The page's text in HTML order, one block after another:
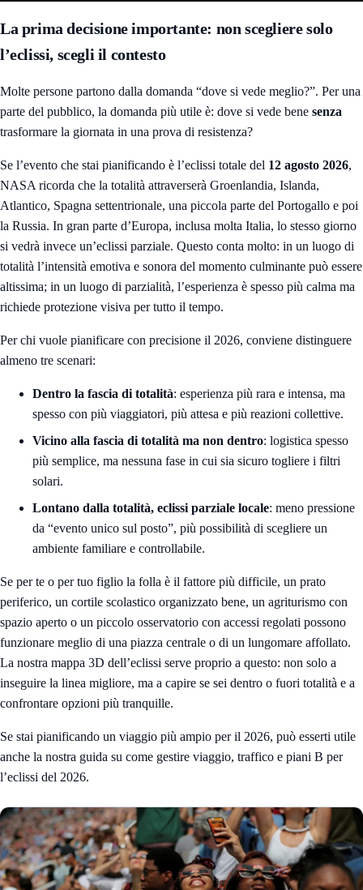
La prima decisione importante: non scegliere solo
l’eclissi, scegli il contesto
Molte persone partono dalla domanda “dove si vede meglio?”. Per una
parte del pubblico, la domanda più utile è: dove si vede bene senza
trasformare la giornata in una prova di resistenza?
Se l’evento che stai pianificando è l’eclissi totale del 12 agosto 2026,
NASA ricorda che la totalità attraverserà Groenlandia, Islanda,
Atlantico, Spagna settentrionale, una piccola parte del Portogallo e poi
la Russia. In gran parte d’Europa, inclusa molta Italia, lo stesso giorno
si vedrà invece un’eclissi parziale. Questo conta molto: in un luogo di
totalità l’intensità emotiva e sonora del momento culminante può essere
altissima; in un luogo di parzialità, l’esperienza è spesso più calma ma
richiede protezione visiva per tutto il tempo.
Per chi vuole pianificare con precisione il 2026, conviene distinguere
almeno tre scenari:
Dentro la fascia di totalità: esperienza più rara e intensa, ma
spesso con più viaggiatori, più attesa e più reazioni collettive.
Vicino alla fascia di totalità ma non dentro: logistica spesso
più semplice, ma nessuna fase in cui sia sicuro togliere i filtri
solari.
Lontano dalla totalità, eclissi parziale locale: meno pressione
da “evento unico sul posto”, più possibilità di scegliere un
ambiente familiare e controllabile.
Se per te o per tuo figlio la folla è il fattore più difficile, un prato
periferico, un cortile scolastico organizzato bene, un agriturismo con
spazio aperto o un piccolo osservatorio con accessi regolati possono
funzionare meglio di una piazza centrale o di un lungomare affollato.
La nostra mappa 3D dell’eclissi serve proprio a questo: non solo a
inseguire la linea migliore, ma a capire se sei dentro o fuori totalità e a
confrontare opzioni più tranquille.
Se stai pianificando un viaggio più ampio per il 2026, può esserti utile
anche la nostra guida su come gestire viaggio, traffico e piani B per
l’eclissi del 2026.